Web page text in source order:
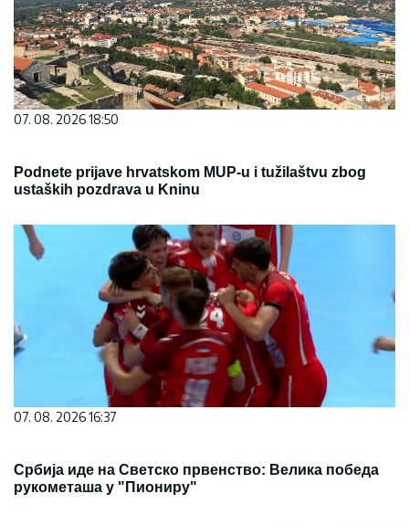
07. 08. 2026 18:50
Podnete prijave hrvatskom MUP-u i tužilaštvu zbog
ustaških pozdrava u Kninu
07. 08. 2026 16:37
Србија иде на Светско првенство: Велика победа
рукометаша у "Пиониру"